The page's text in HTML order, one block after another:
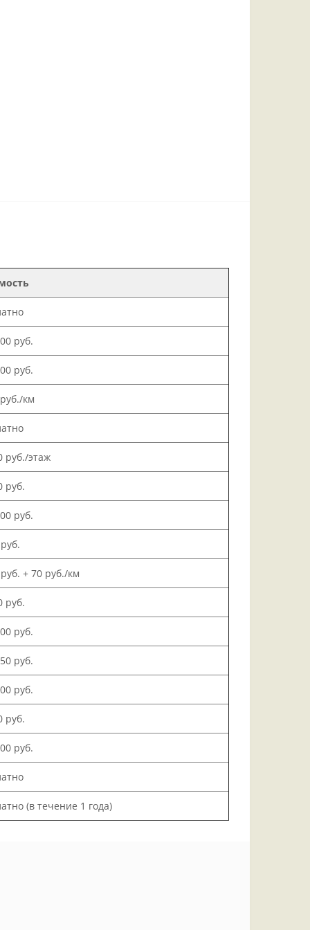
руб.
руб.
км
руб./этаж
руб.
руб.
+ 70 руб./км
руб.
руб.
руб.
руб.
руб.
руб.
(в течение 1 года)